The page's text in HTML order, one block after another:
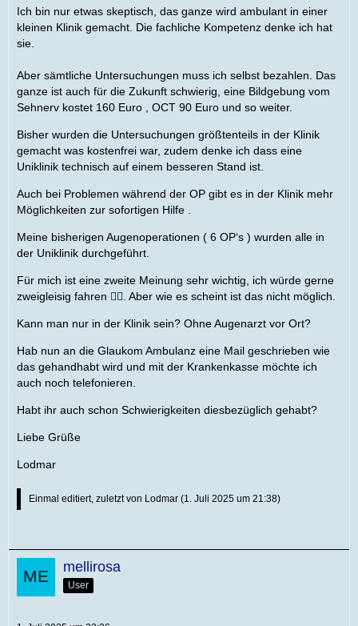
Ich bin nur etwas skeptisch, das ganze wird ambulant in einer
kleinen Klinik gemacht. Die fachliche Kompetenz denke ich hat
sie.
Aber sämtliche Untersuchungen muss ich selbst bezahlen. Das
ganze ist auch für die Zukunft schwierig, eine Bildgebung vom
Sehnerv kostet 160 Euro , OCT 90 Euro und so weiter.
Bisher wurden die Untersuchungen größtenteils in der Klinik
gemacht was kostenfrei war, zudem denke ich dass eine
Uniklinik technisch auf einem besseren Stand ist.
Auch bei Problemen während der OP gibt es in der Klinik mehr
Möglichkeiten zur sofortigen Hilfe .
Meine bisherigen Augenoperationen ( 6 OP‘s ) wurden alle in
der Uniklinik durchgeführt.
Für mich ist eine zweite Meinung sehr wichtig, ich würde gerne
zweigleisig fahren 🤷‍♀️. Aber wie es scheint ist das nicht möglich.
Kann man nur in der Klinik sein? Ohne Augenarzt vor Ort?
Hab nun an die Glaukom Ambulanz eine Mail geschrieben wie
das gehandhabt wird und mit der Krankenkasse möchte ich
auch noch telefonieren.
Habt ihr auch schon Schwierigkeiten diesbezüglich gehabt?
Liebe Grüße
Lodmar
Einmal editiert, zuletzt von Lodmar (1. Juli 2025 um 21:38)
mellirosa
User